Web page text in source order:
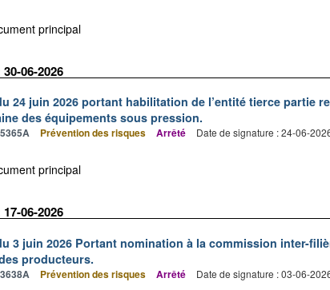
principal
06-2026
24 juin 2026 portant habilitation de l’entité tierce partie
des équipements sous pression.
Prévention des risques Arrêté Date de signature : 24-06-
principal
06-2026
3 juin 2026 Portant nomination à la commission inter-
producteurs.
Prévention des risques Arrêté Date de signature : 03-06-